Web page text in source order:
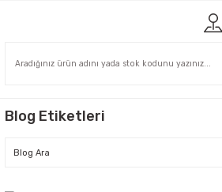
Blog Etiketleri